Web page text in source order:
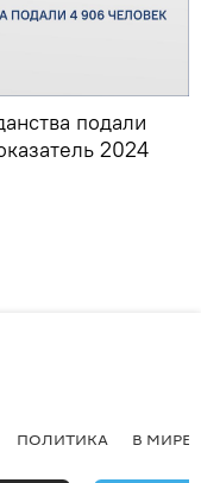
подали
2024
ПОЛИТИКА В МИРЕ